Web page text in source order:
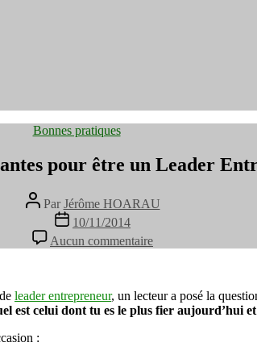
Catégories
Bonnes pratiques
pour être un Leader
Auteur
de
l’article
Par Jérôme HOARAU
Date
l’article
10/11/2014
Aucun commentaire
3
pour
être
leader entrepreneur, un lecteur a posé la
est celui dont tu es le plus fier aujourd’hui
: